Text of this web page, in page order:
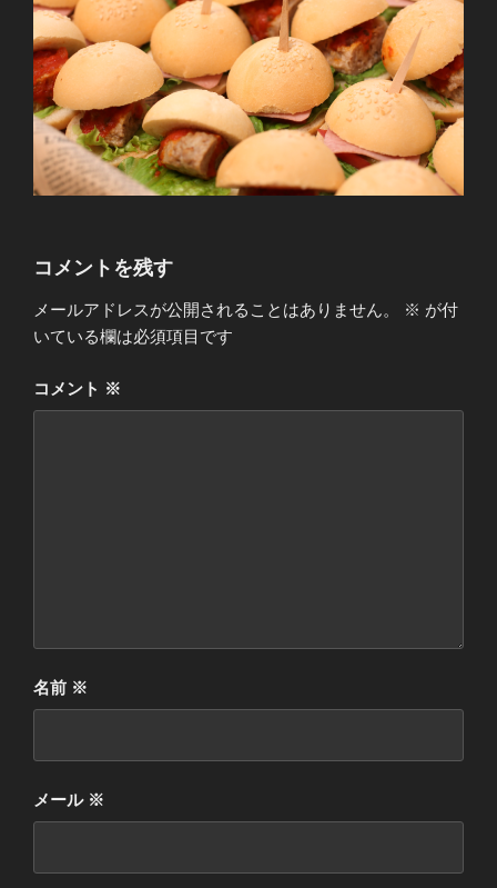
コメントを残す
メールアドレスが公開されることはありません。 ※ が付
いている欄は必須項目です
コメント ※
名前 ※
メール ※